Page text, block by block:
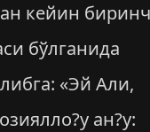
кейин
бўлганида
«Эй Али,
ан?у: